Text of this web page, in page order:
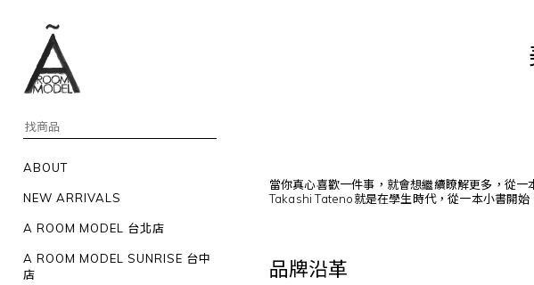
ABOUT
NEW ARRIVALS
A ROOM MODEL 台北店
A ROOM MODEL SUNRISE 台中
店
當你真心喜歡一件事，就會想繼續瞭解更多，從
Takashi Tateno就是在學生時代，從一本小書開
品牌沿革